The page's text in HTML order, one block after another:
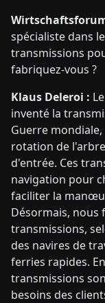
spécialiste dans
transmissions
fabriquez-vous ?
Klaus Deleroi :
inventé la
Guerre
rotation de
d'entrée. Ces
navigation pour
faciliter la
Désormais,
transmissions,
des navires de
ferries rapides.
transmissions
besoins des